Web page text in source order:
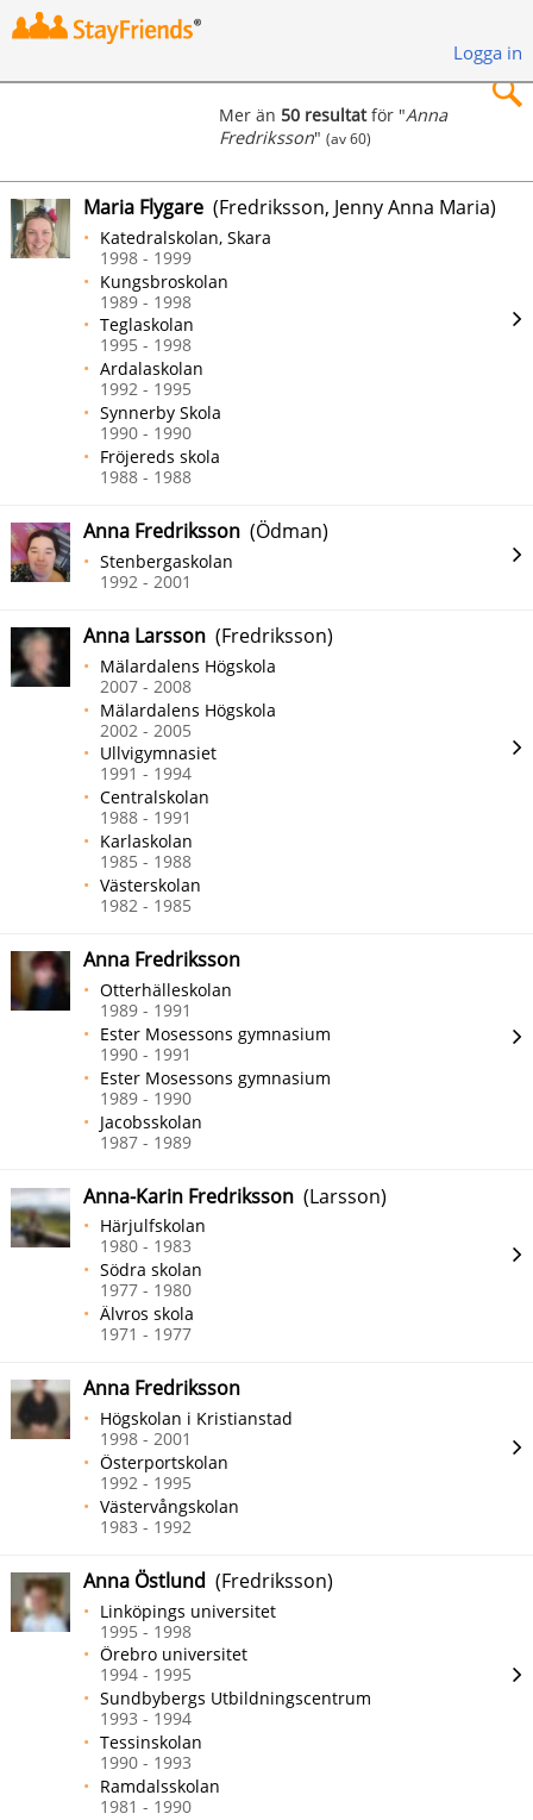
Logga in
Sök
Mer än 50 resultatför "Anna
Fredriksson" (av 60)
Maria Flygare (Fredriksson, Jenny Anna Maria)
Katedralskolan, Skara
1998 - 1999
Kungsbroskolan
1989 - 1998
Teglaskolan
1995 - 1998
Ardalaskolan
1992 - 1995
Synnerby Skola
1990 - 1990
Fröjereds skola
1988 - 1988
Anna Fredriksson (Ödman)
Stenbergaskolan
1992 - 2001
Anna Larsson (Fredriksson)
Mälardalens Högskola
2007 - 2008
Mälardalens Högskola
2002 - 2005
Ullvigymnasiet
1991 - 1994
Centralskolan
1988 - 1991
Karlaskolan
1985 - 1988
Västerskolan
1982 - 1985
Anna Fredriksson
Otterhälleskolan
1989 - 1991
Ester Mosessons gymnasium
1990 - 1991
Ester Mosessons gymnasium
1989 - 1990
Jacobsskolan
1987 - 1989
Anna-Karin Fredriksson (Larsson)
Härjulfskolan
1980 - 1983
Södra skolan
1977 - 1980
Älvros skola
1971 - 1977
Anna Fredriksson
Högskolan i Kristianstad
1998 - 2001
Österportskolan
1992 - 1995
Västervångskolan
1983 - 1992
Anna Östlund (Fredriksson)
Linköpings universitet
1995 - 1998
Örebro universitet
1994 - 1995
Sundbybergs Utbildningscentrum
1993 - 1994
Tessinskolan
1990 - 1993
Ramdalsskolan
1981 - 1990